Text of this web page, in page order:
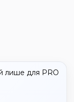
лише для PRO